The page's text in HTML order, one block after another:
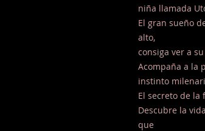
niña llamada
El gran sueño
alto,
consiga ver a
Acompaña a la
instinto
El secreto de la
Descubre la
que